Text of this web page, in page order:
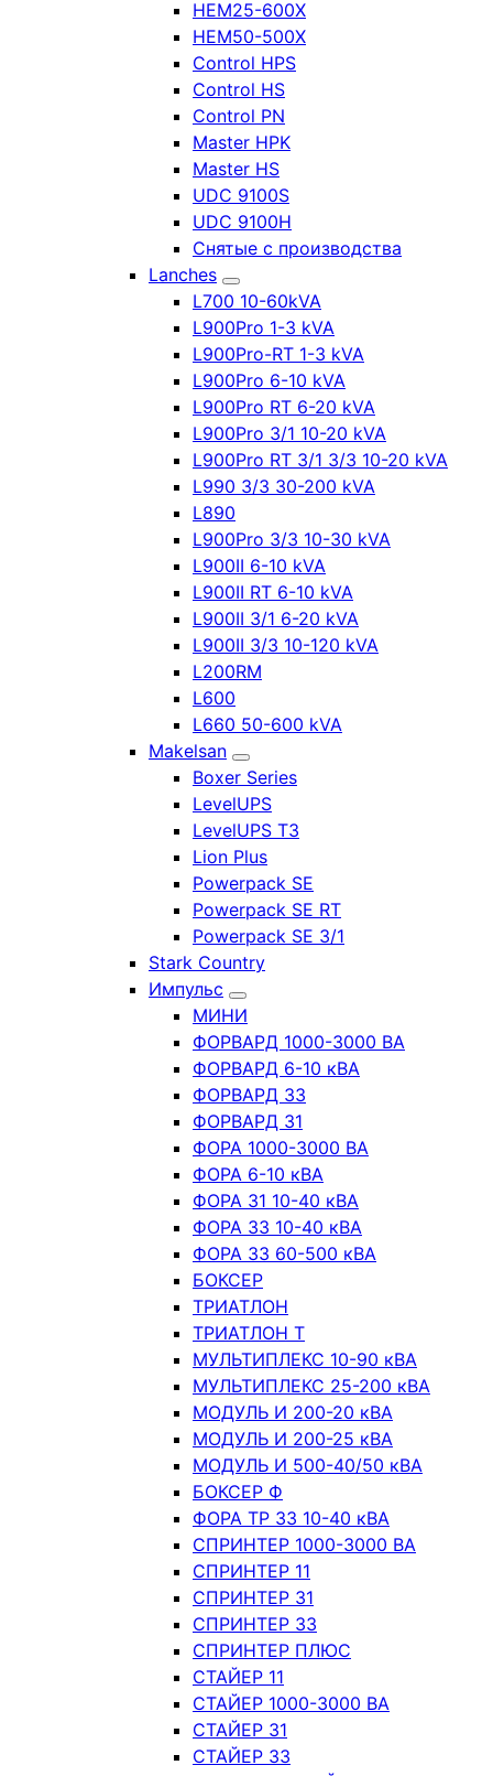
HEM25-600X
HEM50-500X
Control HPS
Control HS
Control PN
Master HPK
Master HS
UDC 9100S
UDC 9100H
Снятые с производства
Lanches
L700 10-60kVA
L900Pro 1-3 kVA
L900Pro-RT 1-3 kVA
L900Pro 6-10 kVA
L900Pro RT 6-20 kVA
L900Pro 3/1 10-20 kVA
L900Pro RT 3/1 3/3 10-20 kVA
L990 3/3 30-200 kVA
L890
L900Pro 3/3 10-30 kVA
L900II 6-10 kVA
L900II RT 6-10 kVA
L900II 3/1 6-20 kVA
L900II 3/3 10-120 kVA
L200RM
L600
L660 50-600 kVA
Makelsan
Boxer Series
LevelUPS
LevelUPS T3
Lion Plus
Powerpack SE
Powerpack SE RT
Powerpack SE 3/1
Stark Country
Импульс
МИНИ
ФОРВАРД 1000-3000 ВА
ФОРВАРД 6-10 кВА
ФОРВАРД 33
ФОРВАРД 31
ФОРА 1000-3000 ВА
ФОРА 6-10 кВА
ФОРА 31 10-40 кВА
ФОРА 33 10-40 кВА
ФОРА 33 60-500 кВА
БОКСЕР
ТРИАТЛОН
ТРИАТЛОН Т
МУЛЬТИПЛЕКС 10-90 кВА
МУЛЬТИПЛЕКС 25-200 кВА
МОДУЛЬ И 200-20 кВА
МОДУЛЬ И 200-25 кВА
МОДУЛЬ И 500-40/50 кВА
БОКСЕР Ф
ФОРА ТР 33 10-40 кВА
СПРИНТЕР 1000-3000 ВА
СПРИНТЕР 11
СПРИНТЕР 31
СПРИНТЕР 33
СПРИНТЕР ПЛЮС
СТАЙЕР 11
СТАЙЕР 1000-3000 ВА
СТАЙЕР 31
СТАЙЕР 33